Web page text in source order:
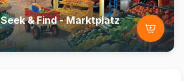
Seek & Find - Marktplatz